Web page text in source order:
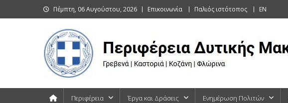
to
Πέμπτη, 06 Αυγούστου, 2026 Επικοινωνία Παλιός ιστότοπος EN
Περιφέρεια Έργα και Δράσεις Ενημέρωση Πολιτών